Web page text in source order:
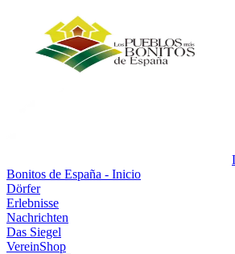
Bonitos de España - Inicio
Dörfer
Erlebnisse
Nachrichten
Das Siegel
VereinShop